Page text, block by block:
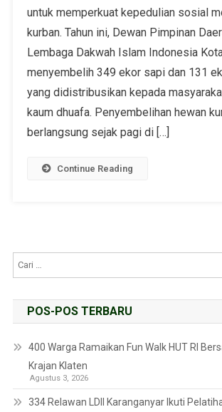
untuk memperkuat kepedulian sosial
kurban. Tahun ini, Dewan Pimpinan
Lembaga Dakwah Islam Indonesia
menyembelih 349 ekor sapi dan 131
yang didistribusikan kepada
kaum dhuafa. Penyembelihan hewan
berlangsung sejak pagi di […]
Continue Reading
POS-POS TERBARU
400 Warga Ramaikan Fun Walk HUT RI
Krajan Klaten
Agustus 3, 2026
334 Relawan LDII Karanganyar Ikuti